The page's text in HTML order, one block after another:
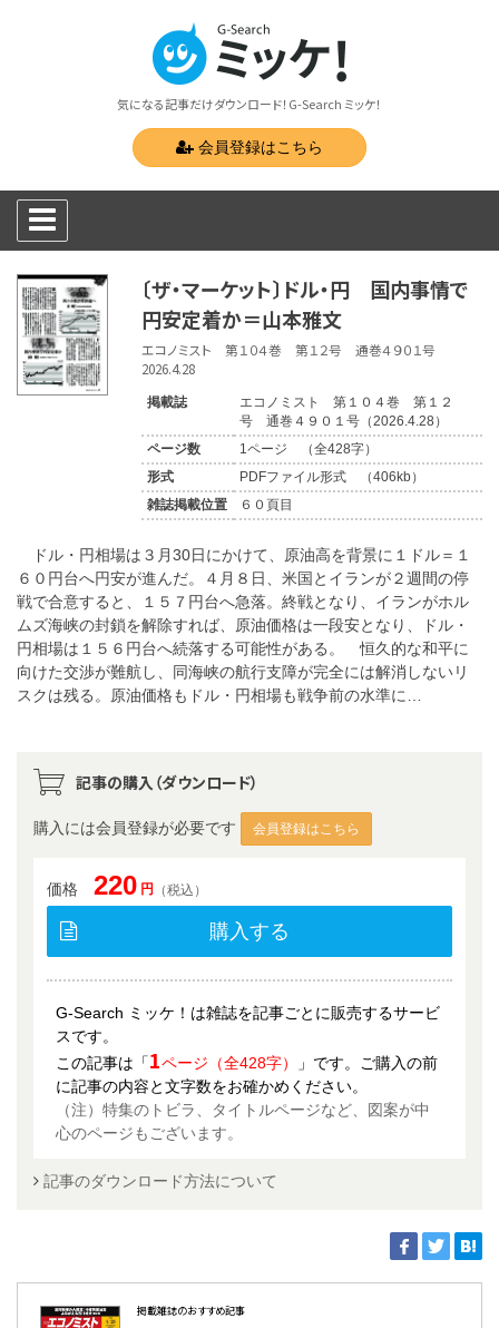
気になる記事だけダウンロード！G-Search ミッケ！
会員登録はこちら
〔ザ・マーケット〕ドル・円 国内事情で
円安定着か＝山本雅文
エコノミスト 第１０４巻 第１２号 通巻４９０１号
2026.4.28
掲載誌
エコノミスト 第１０４巻 第１２
号 通巻４９０１号（2026.4.28）
ページ数
1ページ （全428字）
形式
PDFファイル形式 （406kb）
雑誌掲載位置
６０頁目
ドル・円相場は３月30日にかけて、原油高を背景に１ドル＝１
６０円台へ円安が進んだ。４月８日、米国とイランが２週間の停
戦で合意すると、１５７円台へ急落。終戦となり、イランがホル
ムズ海峡の封鎖を解除すれば、原油価格は一段安となり、ドル・
円相場は１５６円台へ続落する可能性がある。 恒久的な和平に
向けた交渉が難航し、同海峡の航行支障が完全には解消しないリ
スクは残る。原油価格もドル・円相場も戦争前の水準に…
記事の購入（ダウンロード）
購入には会員登録が必要です 会員登録はこちら
価格 220 円 （税込）
購入する
G-Search ミッケ！は雑誌を記事ごとに販売するサービ
スです。
この記事は「1ページ（全428字）
」です。ご購入の前
に記事の内容と文字数をお確かめください。
（注）特集のトビラ、タイトルページなど、図案が中
心のページもございます。
記事のダウンロード方法について
掲載雑誌のおすすめ記事